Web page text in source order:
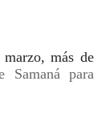
más de
Samanápara